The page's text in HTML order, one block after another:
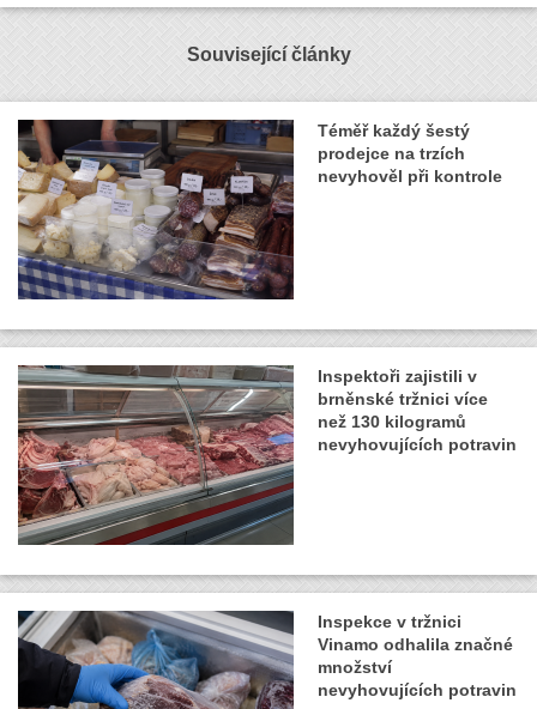
Související články
Téměř každý šestý
prodejce na trzích
nevyhověl při kontrole
Inspektoři zajistili v
brněnské tržnici více
než 130 kilogramů
nevyhovujících potravin
Inspekce v tržnici
Vinamo odhalila značné
množství
nevyhovujících potravin